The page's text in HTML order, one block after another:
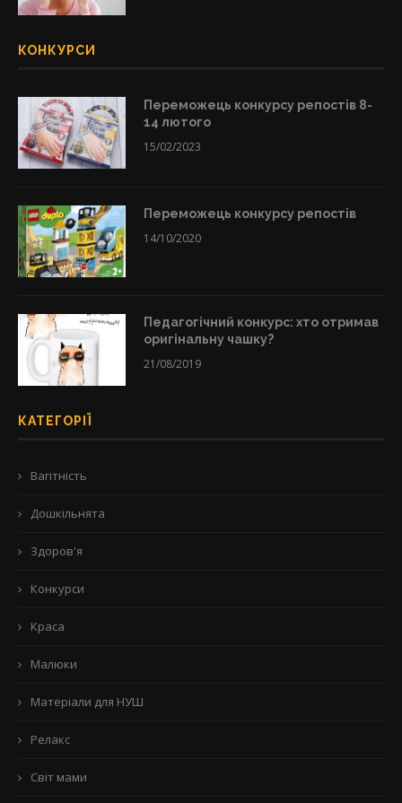
КОНКУРСИ
Переможець конкурсу репостів 8-
14 лютого
15/02/2023
Переможець конкурсу репостів
14/10/2020
Педагогічний конкурс: хто отримав
оригінальну чашку?
21/08/2019
КАТЕГОРІЇ
Вагітність
Дошкільнята
Здоров'я
Конкурси
Краса
Малюки
Матеріали для НУШ
Релакс
Світ мами